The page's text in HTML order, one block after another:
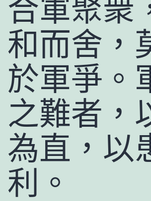
合軍聚衆
和而舍，
於軍爭。
之難者，
為直，以
利。